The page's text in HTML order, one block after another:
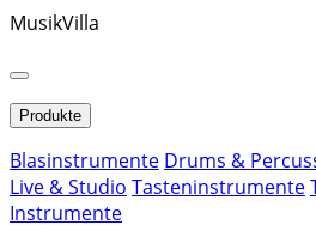
MusikVilla
Produkte
Blasinstrumente Drums &
Live & Studio Tasteninstrumente
Instrumente